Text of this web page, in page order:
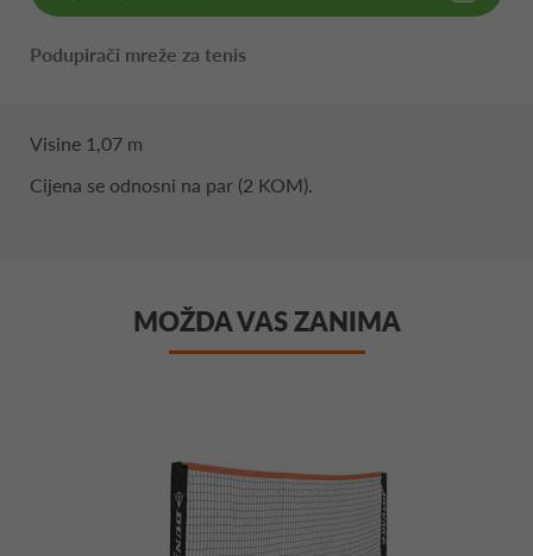
Podupirači mreže za tenis
Visine 1,07 m
Cijena se odnosni na par (2 KOM).
MOŽDA VAS ZANIMA